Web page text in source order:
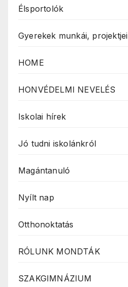
Élsportolók
Gyerekek munkái, projektjei
HOME
HONVÉDELMI NEVELÉS
Iskolai hírek
Jó tudni iskolánkról
Magántanuló
Nyílt nap
Otthonoktatás
RÓLUNK MONDTÁK
SZAKGIMNÁZIUM